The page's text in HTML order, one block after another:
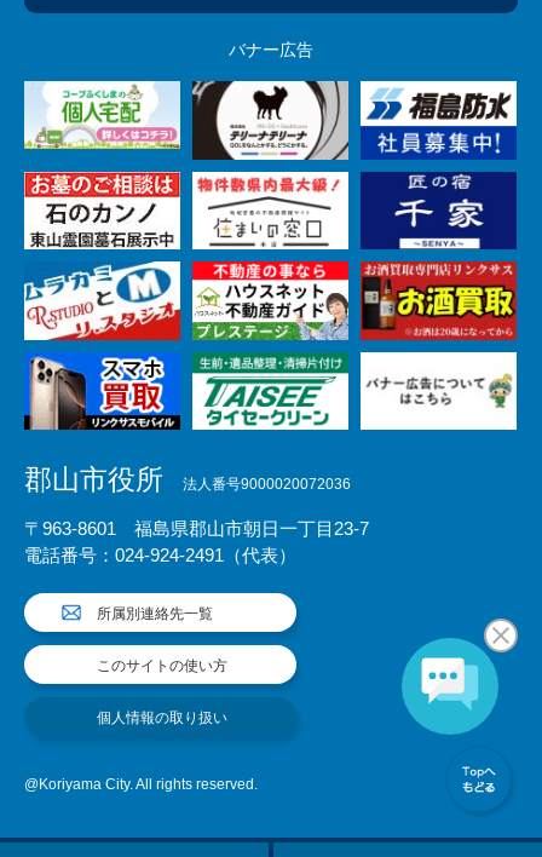
バナー広告
郡山市役所 法人番号9000020072036
〒963-8601 福島県郡山市朝日一丁目23-7
電話番号：024-924-2491（代表）
所属別連絡先一覧
このサイトの使い方
個人情報の取り扱い
@Koriyama City. All rights reserved.